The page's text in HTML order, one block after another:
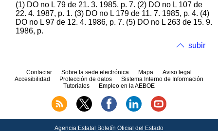
(1) DO no L 79 de 21. 3. 1985, p. 7. (2) DO no L 107 de
22. 4. 1987, p. 1. (3) DO no L 179 de 11. 7. 1985, p. 4. (4)
DO no L 97 de 12. 4. 1986, p. 7. (5) DO no L 263 de 15. 9.
1986, p.
subir
Contactar Sobre la sede electrónica Mapa
Aviso legal
Accesibilidad
Protección de datos
Sistema Interno de Información
Tutoriales
Empleo en la AEBOE
Agencia Estatal Boletín Oficial del Estado